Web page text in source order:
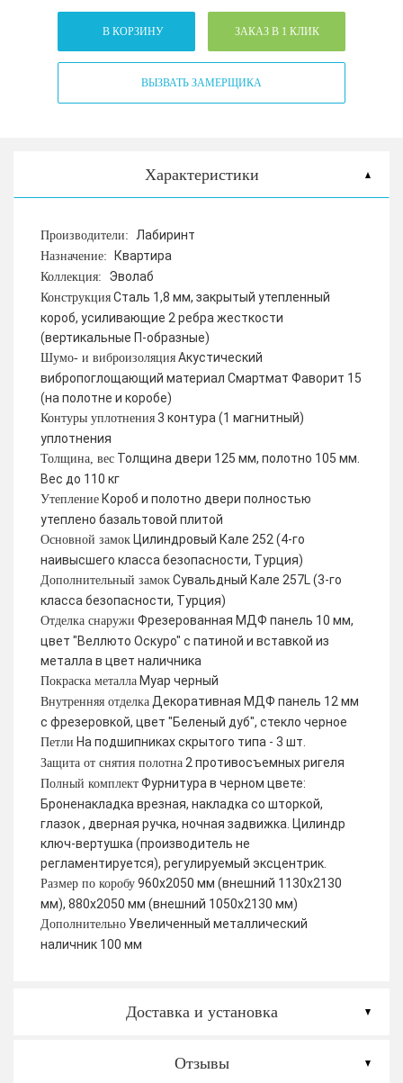
В КОРЗИНУ ЗАКАЗ В 1 КЛИК
ВЫЗВАТЬ ЗАМЕРЩИКА
Характеристики
Производители: Лабиринт
Назначение: Квартира
Коллекция: Эволаб
Конструкция Сталь 1,8 мм, закрытый утепленный
короб, усиливающие 2 ребра жесткости
(вертикальные П-образные)
Шумо- и виброизоляция Акустический
вибропоглощающий материал Смартмат Фаворит 15
(на полотне и коробе)
Контуры уплотнения 3 контура (1 магнитный)
уплотнения
Толщина, вес Толщина двери 125 мм, полотно 105 мм.
Вес до 110 кг
Утепление Короб и полотно двери полностью
утеплено базальтовой плитой
Основной замок Цилиндровый Кале 252 (4-го
наивысшего класса безопасности, Турция)
Дополнительный замок Сувальдный Кале 257L (3-го
класса безопасности, Турция)
Отделка снаружи Фрезерованная МДФ панель 10 мм,
цвет "Веллюто Оскуро" с патиной и вставкой из
металла в цвет наличника
Покраска металла Муар черный
Внутренняя отделка Декоративная МДФ панель 12 мм
с фрезеровкой, цвет "Беленый дуб", стекло черное
Петли На подшипниках скрытого типа - 3 шт.
Защита от снятия полотна 2 противосъемных ригеля
Полный комплект Фурнитура в черном цвете:
Броненакладка врезная, накладка со шторкой,
глазок , дверная ручка, ночная задвижка. Цилиндр
ключ-вертушка (производитель не
регламентируется), регулируемый эксцентрик.
Размер по коробу 960х2050 мм (внешний 1130х2130
мм), 880х2050 мм (внешний 1050х2130 мм)
Дополнительно Увеличенный металлический
наличник 100 мм
Доставка и установка
Отзывы